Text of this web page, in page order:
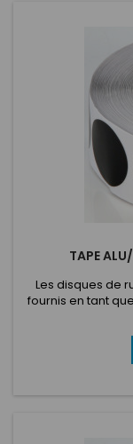
TAPE
Les disques de
fournis en tant
ou 45 mm de
d'un support
disques de
rouleau et